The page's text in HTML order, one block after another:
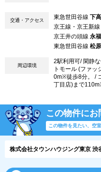
交通・アクセス 東急世田谷線 下
京王線・京王新線
京王井の頭線 永
東急世田谷線 松
周辺環境
2駅利用可/ 閑静
トモール (ファ
0m※徒歩8分。 /
丁目店)まで
この物件にお
この物件を見たい、空
株式会社タウンハウジング東京 渋